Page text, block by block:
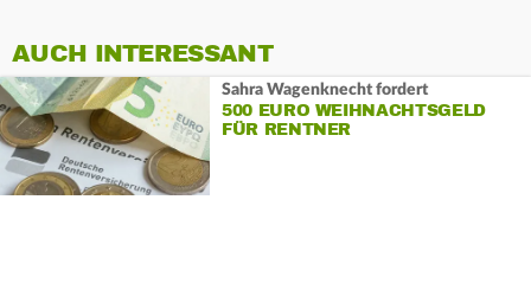
AUCH INTERESSANT
Sahra Wagenknecht fordert
500 EURO WEIHNACHTSGELD
FÜR RENTNER